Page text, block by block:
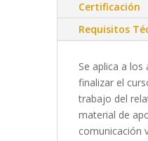
Certificación
Requisitos
Se aplica a los
finalizar el
trabajo del
material de
comunicación